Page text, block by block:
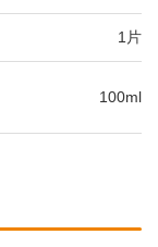
1片
100ml